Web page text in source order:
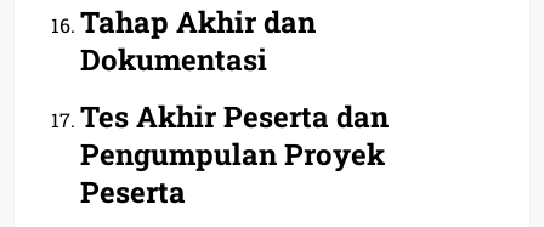
Tahap Akhir dan
Dokumentasi
Tes Akhir Peserta dan
Pengumpulan Proyek
Peserta